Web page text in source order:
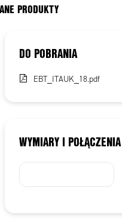
PRODUKTY
DO POBRANIA
EBT_ITAUK_18.pdf
WYMIARY I POŁĄCZENIA